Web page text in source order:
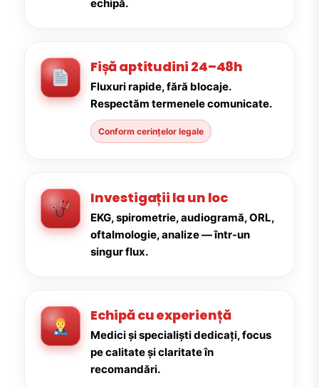
echipă.
Fișă aptitudini 24–48h
Fluxuri rapide, fără blocaje.
Respectăm termenele comunicate.
Conform cerințelor legale
Investigații la un loc
EKG, spirometrie, audiogramă, ORL,
oftalmologie, analize — într-un
singur flux.
Echipă cu experiență
Medici și specialiști dedicați, focus
pe calitate și claritate în
recomandări.